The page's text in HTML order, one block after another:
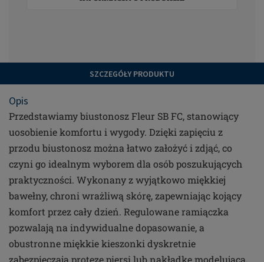
SZCZEGÓŁY PRODUKTU
Opis
Przedstawiamy biustonosz Fleur SB FC, stanowiący
uosobienie komfortu i wygody. Dzięki zapięciu z
przodu biustonosz można łatwo założyć i zdjąć, co
czyni go idealnym wyborem dla osób poszukujących
praktyczności. Wykonany z wyjątkowo miękkiej
bawełny, chroni wrażliwą skórę, zapewniając kojący
komfort przez cały dzień. Regulowane ramiączka
pozwalają na indywidualne dopasowanie, a
obustronne miękkie kieszonki dyskretnie
zabezpieczają protezę piersi lub nakładkę modelującą,